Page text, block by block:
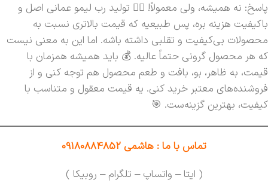
پاسخ: نه همیشه، ولی معمولاً! 🤷‍♀️ تولید رب لیمو عمانی اصل و
باکیفیت هزینه بره، پس طبیعیه که قیمت بالاتری نسبت به
محصولات بی‌کیفیت و تقلبی داشته باشه. اما این به معنی نیست
که هر محصول گرونی حتماً عالیه. 💰 باید همیشه همزمان با
قیمت، به ظاهر، بو، بافت و طعم محصول هم توجه کنی و از
فروشنده‌های معتبر خرید کنی. یه قیمت معقول و متناسب با
کیفیت، بهترین گزینه‌ست. 🎯
تماس با ما : هاشمی 09180884852
( ایتا – واتساپ – تلگرام – روبیکا )